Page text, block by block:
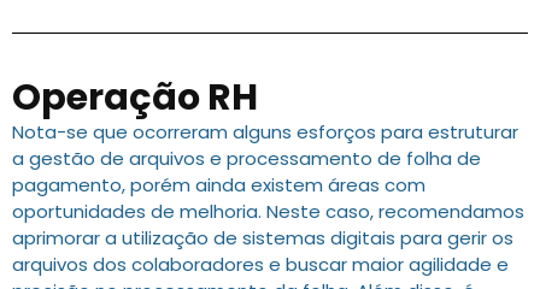
Operação RH
Nota-se que ocorreram alguns esforços para estruturar
a gestão de arquivos e processamento de folha de
pagamento, porém ainda existem áreas com
oportunidades de melhoria. Neste caso, recomendamos
aprimorar a utilização de sistemas digitais para gerir os
arquivos dos colaboradores e buscar maior agilidade e